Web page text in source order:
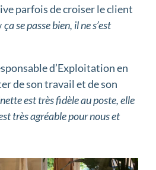
parfois de croiser le client
ça se passe bien, il ne s’est
d’Exploitation en
de son travail et de son
est très fidèle au poste, elle
très agréable pour nous et